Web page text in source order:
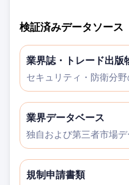
検証済みデータソース
業界誌・トレード出版
セキュリティ・防衛分
業界データベース
独自および第三者市場
規制申請書類